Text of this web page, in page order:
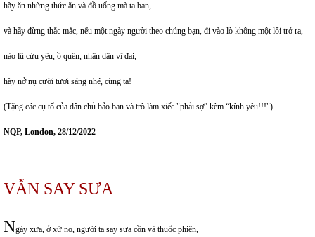
hãy ăn những thức ăn và đồ uống mà ta ban,
và hãy đừng thắc mắc, nếu một ngày người theo chúng bạn, đi vào lò không một lối trở ra,
nào lũ cừu yêu, ồ quên, nhân dân vĩ đại,
hãy nở nụ cười tươi sáng nhé, cùng ta!
(Tặng các cụ tổ của dân chủ bảo ban và trò làm xiếc "phải sợ” kèm “kính yêu!!!")
NQP, London, 28/12/2022
VẪN SAY SƯA
Ngày xưa, ở xứ nọ, người ta say sưa cồn và thuốc phiện,